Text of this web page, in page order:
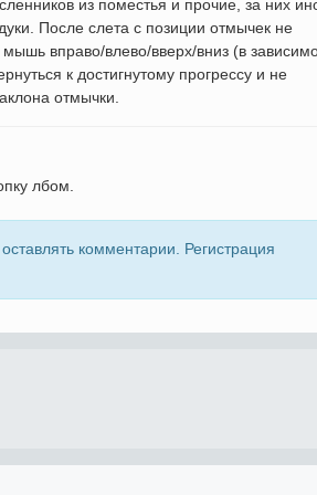
из поместья и прочие, за них
После слета с позиции отмычек не
вправо/влево/вверх/вниз (в
к достигнутому прогрессу и не
отмычки.
лбом.
комментарии. Регистрация